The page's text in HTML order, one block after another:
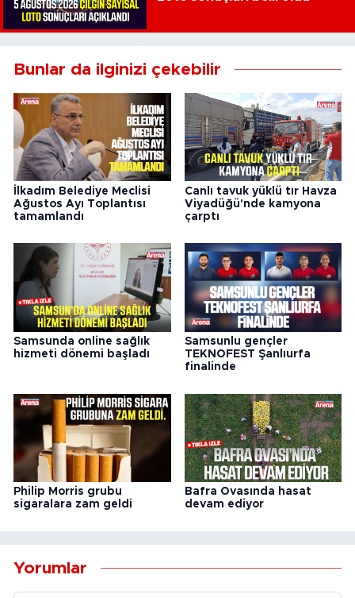
Bunlar da ilginizi çekebilir
İlkadım Belediye Meclisi
Ağustos Ayı Toplantısı
tamamlandı
Canlı tavuk yüklü tır Havza
Viyadüğü'nde kamyona
çarptı
Samsunda online sağlık
hizmeti dönemi başladı
Samsunlu gençler
TEKNOFEST Şanlıurfa
finalinde
Philip Morris grubu
sigaralara zam geldi
Bafra Ovasında hasat
devam ediyor
Yorumlar